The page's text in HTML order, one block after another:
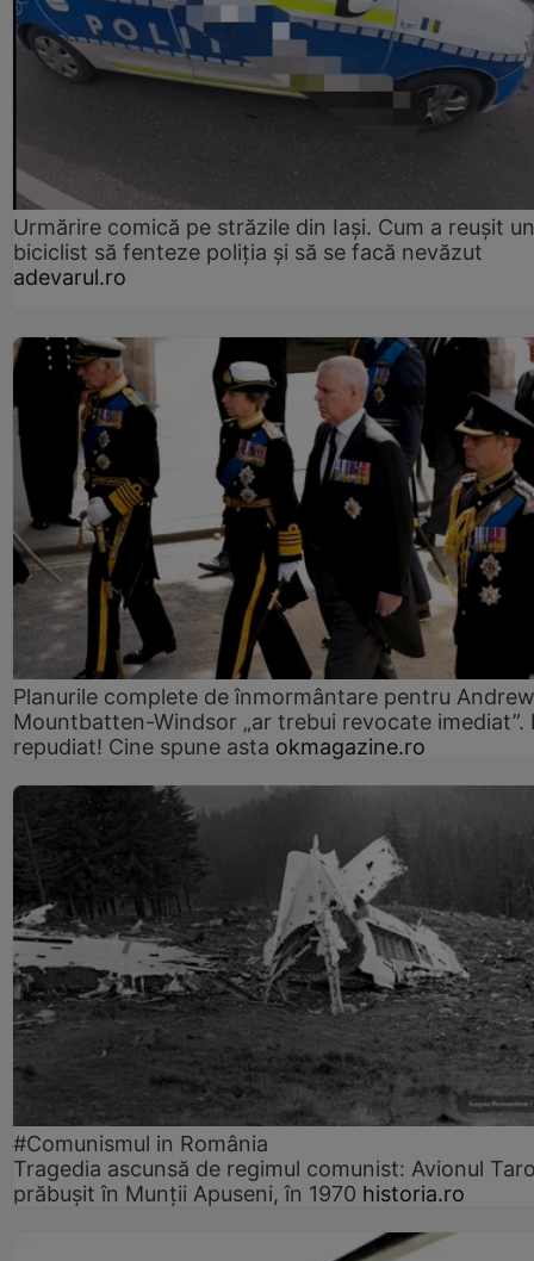
Urmărire comică pe străzile din Iași. Cum a reușit un
biciclist să fenteze poliția și să se facă nevăzut
adevarul.ro
Planurile complete de înmormântare pentru Andrew
Mountbatten-Windsor „ar trebui revocate imediat”.
repudiat! Cine spune asta okmagazine.ro
#Comunismul in România
Tragedia ascunsă de regimul comunist: Avionul
prăbușit în Munții Apuseni, în 1970 historia.ro